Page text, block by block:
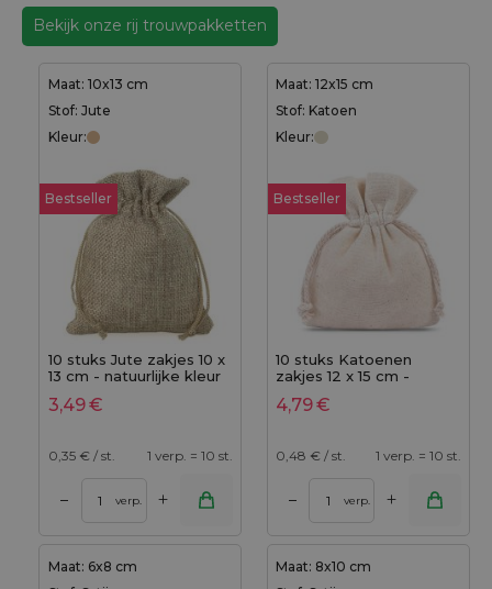
Bekijk onze rij trouwpakketten
Maat: 10x13 cm
Stof: Jute
Kleur:
Bestseller
10 stuks Jute zakjes 10 x
13 cm - natuurlijke kleur
3,49€
0,35 € / st. 1 verp. = 10 st.
– verp. +
Maat: 12x15 cm
Stof: Katoen
Kleur:
Bestseller
10 stuks Katoenen
zakjes 12 x 15 cm -
4,79€
0,48 € / st. 1 verp. = 10 st.
– verp. +
Maat: 6x8 cm
Maat: 8x10 cm